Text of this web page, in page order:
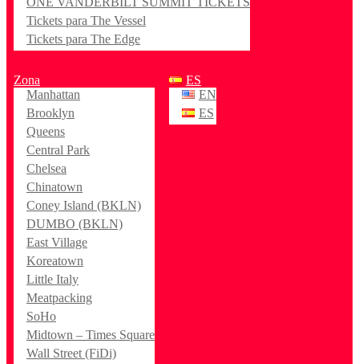
Tickets para The Vessel
Tickets para The Edge
Zona
Manhattan
Brooklyn
Queens
Central Park
Chelsea
Chinatown
Coney Island (BKLN)
DUMBO (BKLN)
East Village
Koreatown
Little Italy
Meatpacking
SoHo
Midtown – Times Square
Wall Street (FiDi)
ES
EN
ES